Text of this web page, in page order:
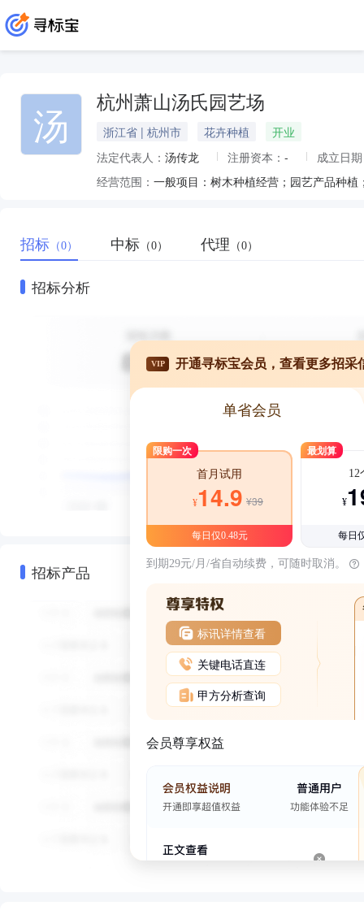
汤 杭州萧山汤氏园艺场
浙江省 | 杭州市 花卉种植
开业
法定代表人： 汤传龙 注册资本： -
成立日
经营范围：
招标 （0） 中标 （0） 代理 （0）
招标分析
招标产品
VIP 开通寻标宝会员，查看更多招采
单省会员
限购一次
首月试用
¥14.9 ¥39
每日仅0.48元
最划算
12
¥
每日
到期29元/月/省自动续费，可随时取消。
标讯详情查看
关键电话直连
甲方分析查询
会员尊享权益